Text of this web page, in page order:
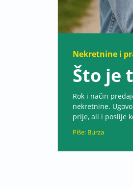
Nekretnine i
Što je
Rok i način
nekretnine.
prije, ali i poslije
Piše: Burza